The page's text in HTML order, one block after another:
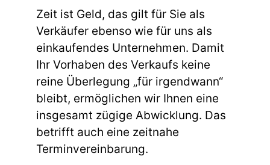
Zeit ist Geld, das gilt für Sie als
Verkäufer ebenso wie für uns als
einkaufendes Unternehmen. Damit
Ihr Vorhaben des Verkaufs keine
reine Überlegung „für irgendwann“
bleibt, ermöglichen wir Ihnen eine
insgesamt zügige Abwicklung. Das
betrifft auch eine zeitnahe
Terminvereinbarung.